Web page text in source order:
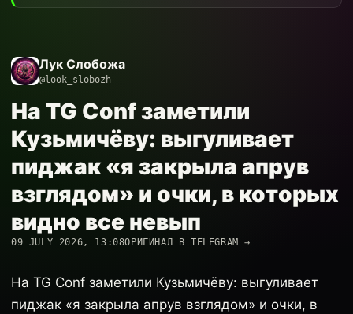
Лук Слобожа
@look_slobozh
На TG Conf заметили
Кузьмичёву: выгуливает
пиджак «я закрыла апрув
взглядом» и очки, в которых
видно все невып
09 JULY 2026, 13:08ОРИГИНАЛ В TELEGRAM →
На TG Conf заметили Кузьмичёву: выгуливает
пиджак «я закрыла апрув взглядом» и очки, в